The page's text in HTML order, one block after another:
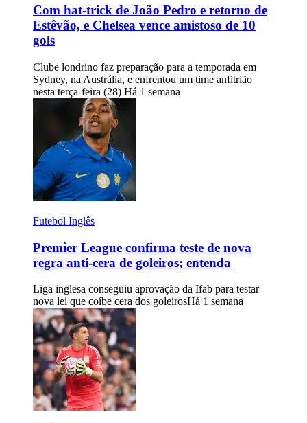
Com hat-trick de João Pedro e retorno de
Estêvão, e Chelsea vence amistoso de 10
gols
Clube londrino faz preparação para a temporada em
Sydney, na Austrália, e enfrentou um time anfitrião
nesta terça-feira (28) Há 1 semana
Futebol Inglês
Premier League confirma teste de nova
regra anti-cera de goleiros; entenda
Liga inglesa conseguiu aprovação da Ifab para testar
nova lei que coíbe cera dos goleirosHá 1 semana